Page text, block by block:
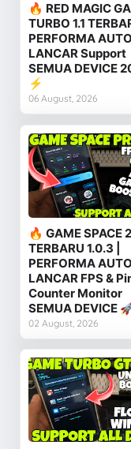
🔥 RED MAGIC
TURBO 1.1
PERFORMA AUTO
LANCAR Support
SEMUA DEVICE
⚡
06 August, 2026
🔥 GAME SPACE
TERBARU 1.0.3 |
PERFORMA AUTO
LANCAR FPS &
Counter Monitor
SEMUA DEVICE
02 August, 2026